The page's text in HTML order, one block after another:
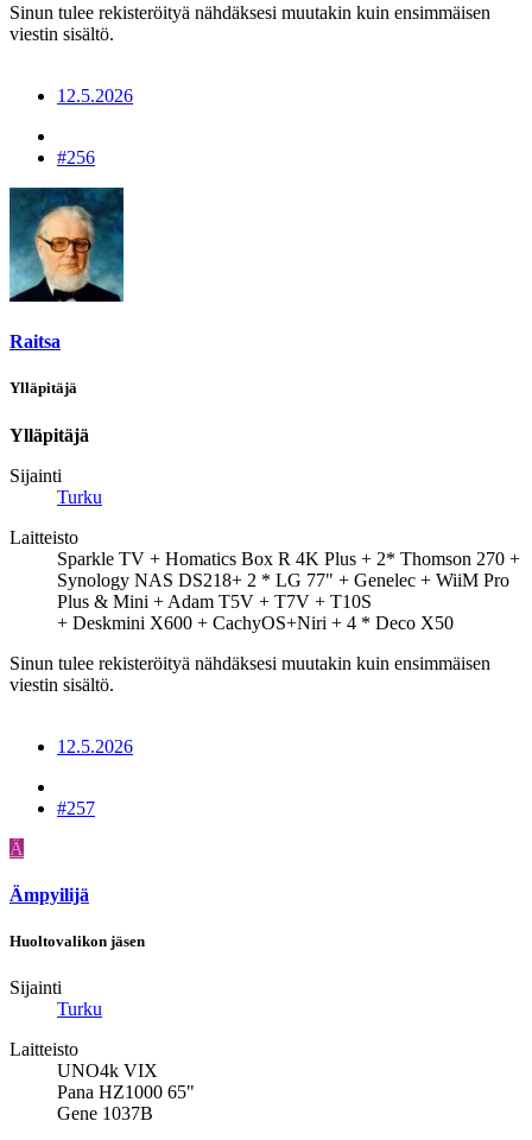
Sinun tulee rekisteröityä nähdäksesi muutakin kuin ensimmäisen
viestin sisältö.
12.5.2026
#256
Raitsa
Ylläpitäjä
Ylläpitäjä
Sijainti
Turku
Laitteisto
Sparkle TV + Homatics Box R 4K Plus + 2* Thomson 270 +
Synology NAS DS218+ 2 * LG 77" + Genelec + WiiM Pro
Plus & Mini + Adam T5V + T7V + T10S
+ Deskmini X600 + CachyOS+Niri + 4 * Deco X50
Sinun tulee rekisteröityä nähdäksesi muutakin kuin ensimmäisen
viestin sisältö.
12.5.2026
#257
Ä
Ämpyilijä
Huoltovalikon jäsen
Sijainti
Turku
Laitteisto
UNO4k VIX
Pana HZ1000 65"
Gene 1037B